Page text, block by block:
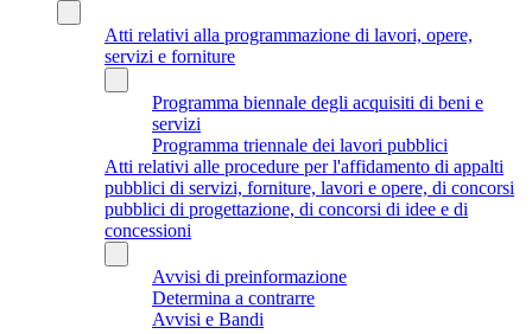
Atti relativi alla programmazione di lavori, opere,
servizi e forniture
Programma biennale degli acquisiti di beni e
servizi
Programma triennale dei lavori pubblici
Atti relativi alle procedure per l'affidamento di appalti
pubblici di servizi, forniture, lavori e opere, di concorsi
pubblici di progettazione, di concorsi di idee e di
concessioni
Avvisi di preinformazione
Determina a contrarre
Avvisi e Bandi